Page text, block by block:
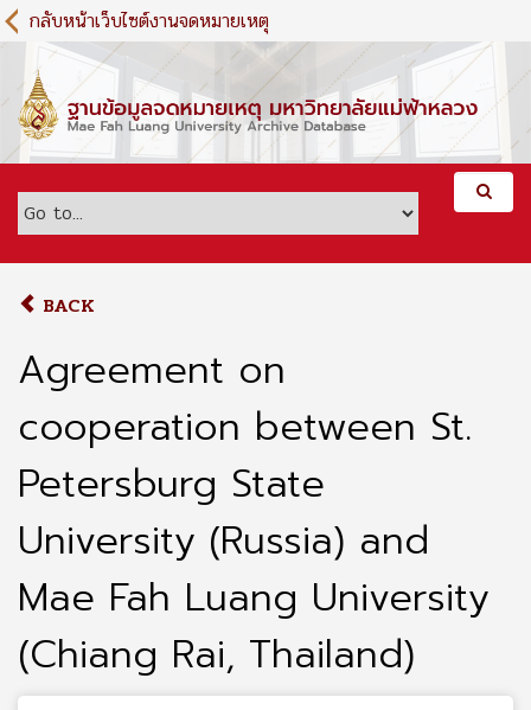
S
k
m
c
กลับหน้าเว็บไซต์งานจดหมายเหตุ
BACK
Agreement on
cooperation between St.
Petersburg State
University (Russia) and
Mae Fah Luang University
(Chiang Rai, Thailand)